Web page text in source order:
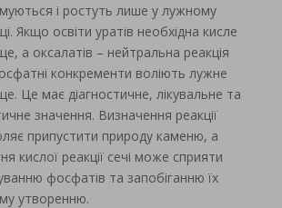
і ростуть лише у лужному
Якщо освіти уратів необхідна кисле
а оксалатів – нейтральна реакція
конкременти воліють лужне
Це має діагностичне, лікувальне та
значення. Визначення реакції
припустити природу каменю, а
кислої реакції сечі може сприяти
фосфатів та запобіганню їх
утворенню.